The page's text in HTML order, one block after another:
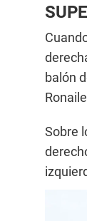
balón
Sobre